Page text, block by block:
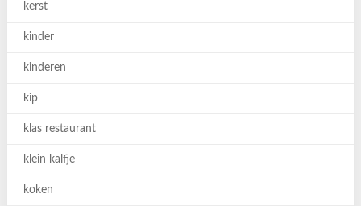
kerst
kinder
kinderen
kip
klas restaurant
klein kalfje
koken